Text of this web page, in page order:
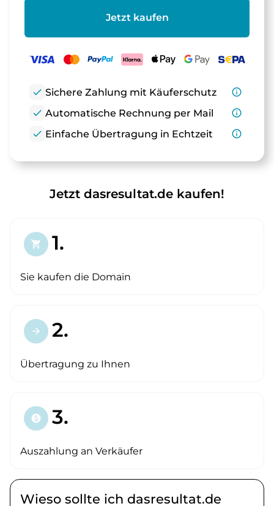
Jetzt kaufen
check Sichere Zahlung mit Käuferschutz
info_outline
check Automatische Rechnung per Mail
info_outline
check Einfache Übertragung in Echtzeit info_outline
Jetzt dasresultat.de kaufen!
shopping_cart 1.
Sie kaufen die Domain
arrow_forward 2.
Übertragung zu Ihnen
paid 3.
Auszahlung an Verkäufer
Wieso sollte ich dasresultat.de